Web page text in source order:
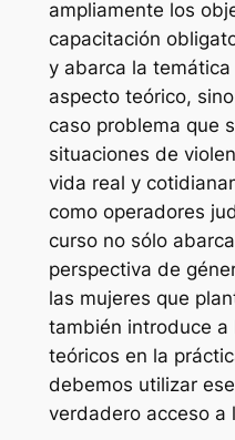
ampliamente los
capacitación
y abarca la
aspecto teórico,
caso problema que
situaciones de
vida real y
como operadores
curso no sólo
perspectiva de
las mujeres que
también introduce a
teóricos en la
debemos utilizar
verdadero acceso a